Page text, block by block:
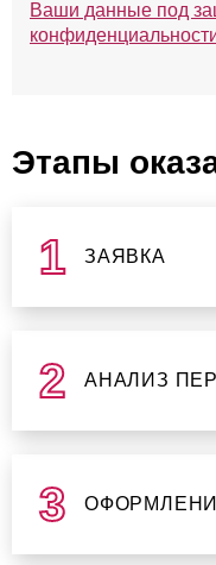
Ваши данные под
Этапы
ЗАЯВКА
АНАЛИЗ